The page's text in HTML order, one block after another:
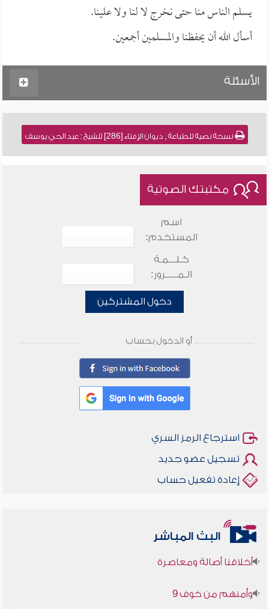
يسلم الناس منا حتى نخرج لا لنا ولا علينا.
أسأل الله أن يحفظنا والمسلمين أجمعين.
الأسئلة
نسخة نصية للطباعة , ديوان الإفتاء [286] للشيخ : عبد الحي يوسف
مكتبتك الصوتية
اسم
المستخدم:
كـلـــمـة
الـمـــــرور:
دخول المشتركين
أو الدخول بحساب
استرجاع الرمز السري
تسجيل عضو جديد
إعادة تفعيل حساب
البث المباشر
أخلاقنا أصالة ومعاصرة